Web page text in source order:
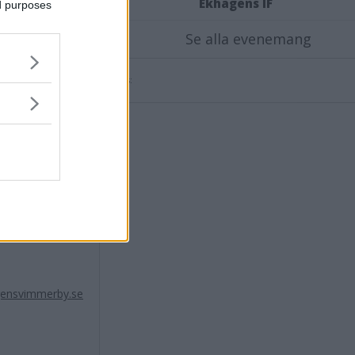
purposes
alltid har
man att
är något
och i dag
lokalt
Ekhagens IF
Se alla evenemang
Annons: